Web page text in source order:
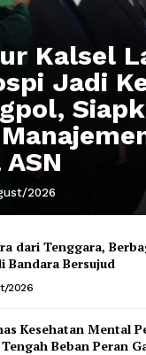
Kalsel
Jadi
2026
dari Tenggara,
Bandara Bersujud
2026
Kesehatan Mental
Beban Peran